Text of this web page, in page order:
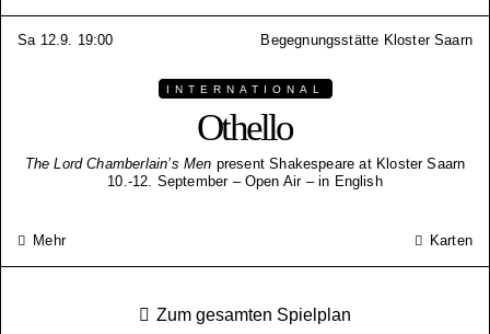
Sa 12.9. 19:00 Begegnungsstätte Kloster Saarn
INTERNATIONAL
Othello
The Lord Chamberlain’s Men present Shakespeare at Kloster Saarn
10.-12. September – Open Air – in English
Mehr Karten
Zum gesamten Spielplan